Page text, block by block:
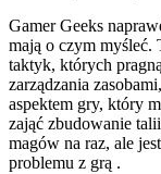
Gamer Geeks
mają o czym myśleć.
taktyk, których
zarządzania
aspektem gry, który
zająć zbudowanie
magów na raz, ale
problemu z grą .